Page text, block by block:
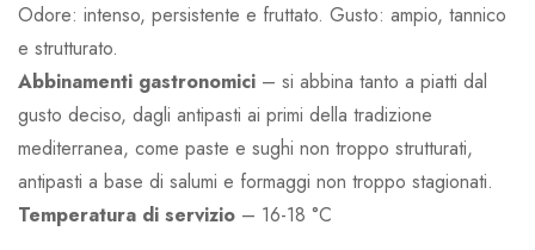
Odore: intenso, persistente e fruttato. Gusto: ampio, tannico
e strutturato.
Abbinamenti gastronomici – si abbina tanto a piatti dal
gusto deciso, dagli antipasti ai primi della tradizione
mediterranea, come paste e sughi non troppo strutturati,
antipasti a base di salumi e formaggi non troppo stagionati.
Temperatura di servizio – 16-18 °C